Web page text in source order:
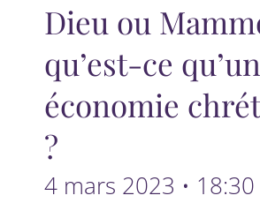
Dieu ou
qu’est-ce
économie
?
4 mars 2023 • 18:30